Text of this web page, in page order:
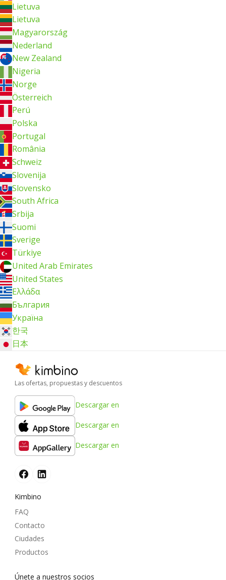
Lietuva
Lietuva
Magyarország
Nederland
New Zealand
Nigeria
Norge
Österreich
Perú
Polska
Portugal
România
Schweiz
Slovenija
Slovensko
South Africa
Srbija
Suomi
Sverige
Türkiye
United Arab Emirates
United States
Ελλάδα
България
Україна
한국
日本
Las ofertas, propuestas y descuentos
Descargar en
Descargar en
Descargar en
Kimbino
FAQ
Contacto
Ciudades
Productos
Únete a nuestros socios